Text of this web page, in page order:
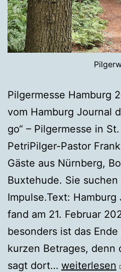
Pilgermesse Hamburg
vom Hamburg Journal
go“ – Pilgermesse in
PetriPilger-Pastor
Gäste aus Nürnberg,
Buxtehude. Sie
Impulse.Text:
fand am 21. Februar
besonders ist das
kurzen Betrages, denn
sagt dort… weiterlesen